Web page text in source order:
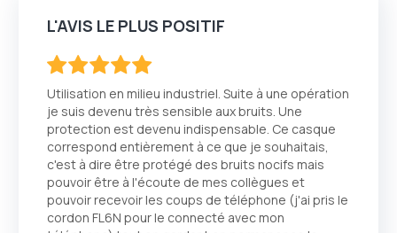
L'AVIS LE PLUS POSITIF
Utilisation en milieu industriel. Suite à une opération
je suis devenu très sensible aux bruits. Une
protection est devenu indispensable. Ce casque
correspond entièrement à ce que je souhaitais,
c'est à dire être protégé des bruits nocifs mais
pouvoir être à l'écoute de mes collègues et
pouvoir recevoir les coups de téléphone (j'ai pris le
cordon FL6N pour le connecté avec mon